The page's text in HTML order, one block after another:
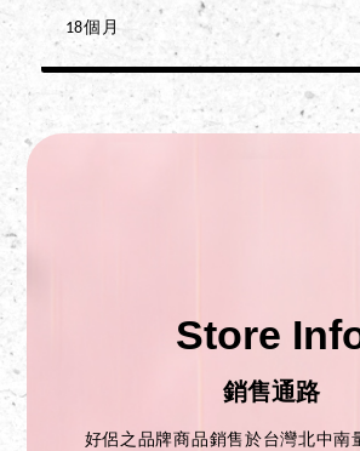
18個月
Store
銷售通路
好侶之品牌商品銷售於台灣北中南